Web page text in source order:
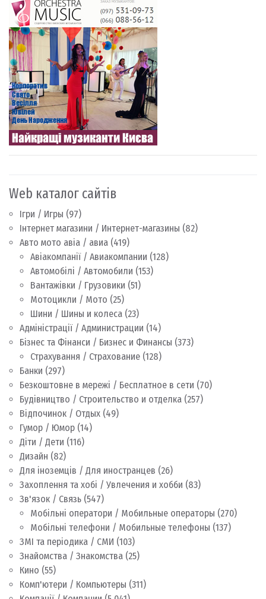
Web каталог сайтів
Ігри / Игры (97)
Інтернет магазини / Интернет-магазины (82)
Авто мото авіа / авиа (419)
Авіакомпанії / Авиакомпании (128)
Автомобілі / Автомобили (153)
Вантажівки / Грузовики (51)
Мотоцикли / Мото (25)
Шини / Шины и колеса (23)
Адміністрації / Администрации (14)
Бізнес та Фінанси / Бизнес и Финансы (373)
Страхування / Страхование (128)
Банки (297)
Безкоштовне в мережі / Бесплатное в сети (70)
Будівництво / Строительство и отделка (257)
Відпочинок / Отдых (49)
Гумор / Юмор (14)
Діти / Дети (116)
Дизайн (82)
Для іноземців / Для иностранцев (26)
Захоплення та хобі / Увлечения и хобби (83)
Зв'язок / Связь (547)
Мобільні оператори / Мобильные операторы (270)
Мобільні телефони / Мобильные телефоны (137)
ЗМІ та періодика / СМИ (103)
Знайомства / Знакомства (25)
Кино (55)
Комп'ютери / Компьютеры (311)